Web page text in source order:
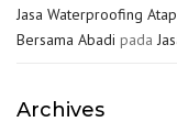
Jasa Waterproofing
Bersama Abadi pada
Archives